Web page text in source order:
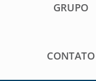
GRUPO
CONTATO